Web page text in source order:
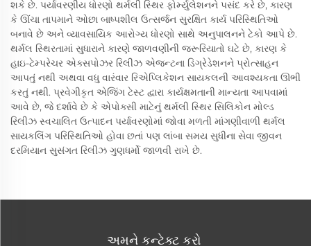
શકે છે. પર્યાવરણીય ધોરણો થર્મલી સ્થિર ફોર્મ્યુલેશનને પસંદ કરે છે, કારણ
કે ઊંચા તાપમાને ઓછા બાષ્પશીલ ઉત્સર્જન સુરક્ષિત કાર્ય પરિસ્થિતિઓ
બનાવે છે અને વ્યાવસાયિક આરોગ્ય ધોરણો સાથે અનુપાલનને ટેકો આપે છે.
થર્મલ સ્થિરતામાં સુધારાને કારણે જાળવણીની જરૂરિયાતો ઘટે છે, કારણ કે
હાઇ-ટેમ્પરેચર એક્સપોઝર રિલીઝ એજન્ટના ડિગ્રેડેશનને પ્રોત્સાહન
આપતું નથી અથવા વધુ વારંવાર રિએપ્લિકેશન સાયકલની આવશ્યકતા ઊભી
કરતું નથી. પ્રવેગીકૃત એજિંગ ટેસ્ટ દ્વારા કાર્યક્ષમતાની માન્યતા આપવામાં
આવે છે, જે દર્શાવે છે કે એપોક્સી માટેનું થર્મલી સ્થિર સિલિકોન મોલ્ડ
રિલીઝ સ્વચાલિત ઉત્પાદન પર્યાવરણોમાં જોવા મળતી માંગણીવાળી થર્મલ
સાયકલિંગ પરિસ્થિતિઓ હોવા છતાં પણ લાંબા સમય સુધીના સેવા જીવન
દરમિયાન સુસંગત રિલીઝ ગુણધર્મો જાળવી રાખે છે.
અમને કન્ટેક્ટ કરો